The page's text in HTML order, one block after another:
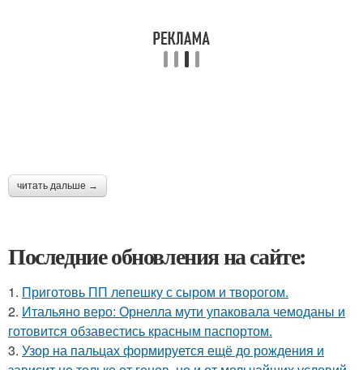
читать дальше →
Последние обновления на сайте:
1. Приготовь ПП лепешку с сыром и творогом.
2. Итальяно веро: Орнелла мути упаковала чемоданы и
готовится обзавестись красным паспортом.
3. Узор на пальцах формируется ещё до рождения и